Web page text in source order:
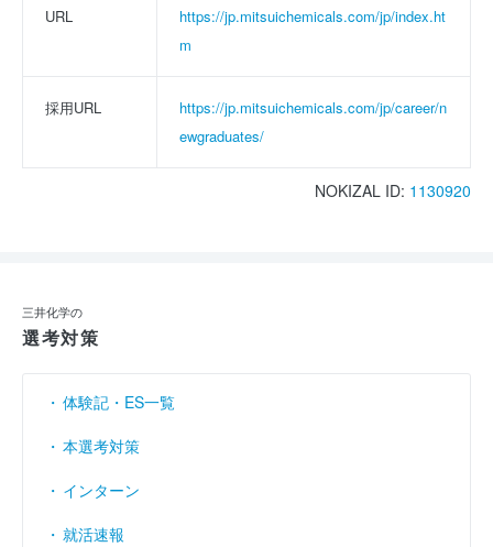
URL
https://jp.mitsuichemicals.com/jp/index.ht
m
採用URL
https://jp.mitsuichemicals.com/jp/career/n
ewgraduates/
NOKIZAL ID: 1130920
三井化学の
選考対策
体験記・ES一覧
本選考対策
インターン
就活速報